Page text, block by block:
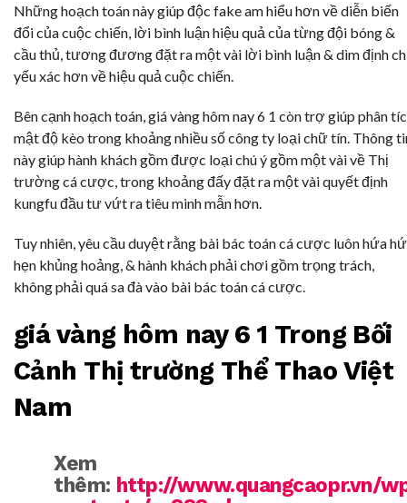
Những hoạch toán này giúp độc fake am hiểu hơn về diễn biến
đổi của cuộc chiến, lời bình luận hiệu quả của từng đội bóng &
cầu thủ, tương đương đặt ra một vài lời bình luận & dìm định
yếu xác hơn về hiệu quả cuộc chiến.
Bên cạnh hoạch toán, giá vàng hôm nay 6 1 còn trợ giúp phân
mật độ kèo trong khoảng nhiều số công ty loại chữ tín. Thông
này giúp hành khách gồm được loại chú ý gồm một vài về Thị
trường cá cược, trong khoảng đấy đặt ra một vài quyết định
kungfu đầu tư vứt ra tiêu minh mẫn hơn.
Tuy nhiên, yêu cầu duyệt rằng bài bác toán cá cược luôn hứa
hẹn khủng hoảng, & hành khách phải chơi gồm trọng trách,
không phải quá sa đà vào bài bác toán cá cược.
giá vàng hôm nay 6 1 Trong Bối
Cảnh Thị trường Thể Thao Việt
Nam
Xem
thêm: http://www.quangcaopr.vn/